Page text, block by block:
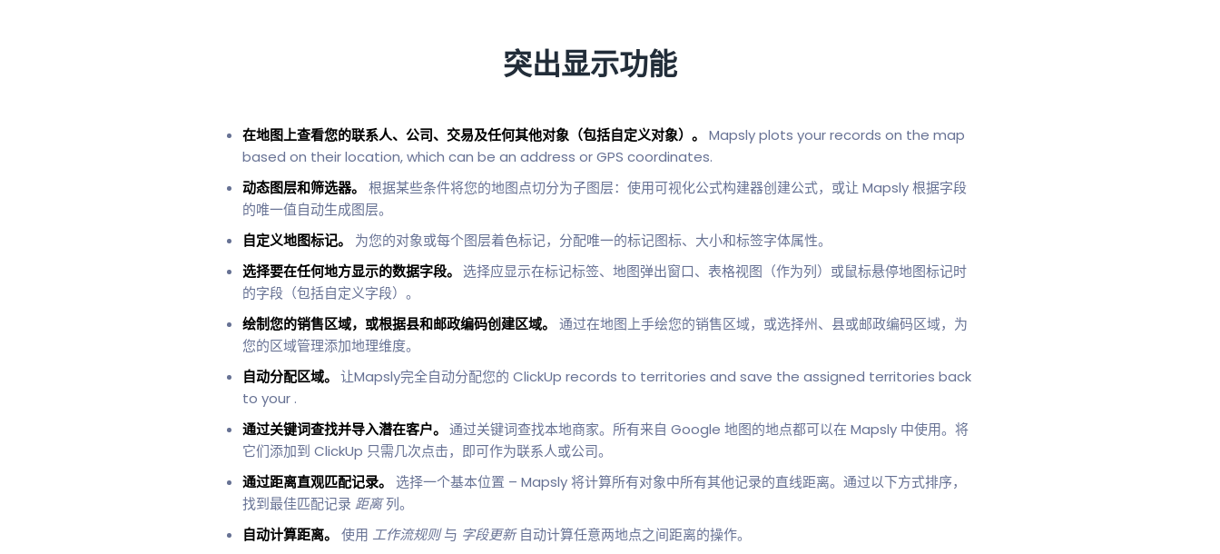
突出显示功能
在地图上查看您的联系人、公司、交易及任何其他对象（包括自定义对象）。
Mapsly plots your records on the map
based on their location, which can be an address or GPS coordinates.
动态图层和筛选器。
根据某些条件将您的地图点切分为子图层：使用可视化公式构建器创建公式，或让 Mapsly 根据字段
的唯一值自动生成图层。
自定义地图标记。
为您的对象或每个图层着色标记，分配唯一的标记图标、大小和标签字体属性。
选择要在任何地方显示的数据字段。 选择应显示在标记标签、地图弹出窗口、表格视图（作为列）或鼠标悬停地图标记时
的字段（包括自定义字段）。
绘制您的销售区域，或根据县和邮政编码创建区域。
通过在地图上手绘您的销售区域，或选择州、县或邮政编码区域，为
您的区域管理添加地理维度。
自动分配区域。 让Mapsly完全自动分配您的 ClickUp records to territories and save the assigned territories back
to your .
通过关键词查找并导入潜在客户。 通过关键词查找本地商家。所有来自 Google 地图的地点都可以在 Mapsly 中使用。将
它们添加到 ClickUp 只需几次点击，即可作为联系人或公司。
通过距离直观匹配记录。
选择一个基本位置 – Mapsly 将计算所有对象中所有其他记录的直线距离。通过以下方式排序，
找到最佳匹配记录 距离列。
自动计算距离。
使用 工作流规则与 字段更新自动计算任意两地点之间距离的操作。